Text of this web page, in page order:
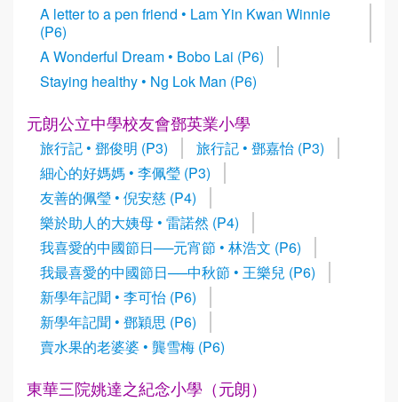
A letter to a pen friend • Lam Yin Kwan Winnie
(P6)
A Wonderful Dream • Bobo Lai (P6)
Staying healthy • Ng Lok Man (P6)
元朗公立中學校友會鄧英業小學
旅行記 • 鄧俊明 (P3)
旅行記 • 鄧嘉怡 (P3)
細心的好媽媽 • 李佩瑩 (P3)
友善的佩瑩 • 倪安慈 (P4)
樂於助人的大姨母 • 雷諾然 (P4)
我喜愛的中國節日──元宵節 • 林浩文 (P6)
我最喜愛的中國節日──中秋節 • 王樂兒 (P6)
新學年記聞 • 李可怡 (P6)
新學年記聞 • 鄧穎思 (P6)
賣水果的老婆婆 • 龔雪梅 (P6)
東華三院姚達之紀念小學（元朗）